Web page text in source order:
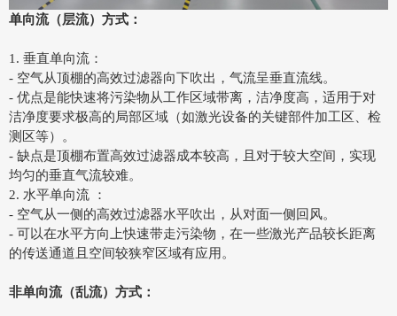
单向流（层流）方式：
1. 垂直单向流：
- 空气从顶棚的高效过滤器向下吹出，气流呈垂直流线。
- 优点是能快速将污染物从工作区域带离，洁净度高，适用于对
洁净度要求极高的局部区域（如激光设备的关键部件加工区、检
测区等）。
- 缺点是顶棚布置高效过滤器成本较高，且对于较大空间，实现
均匀的垂直气流较难。
2. 水平单向流 ：
- 空气从一侧的高效过滤器水平吹出，从对面一侧回风。
- 可以在水平方向上快速带走污染物，在一些激光产品较长距离
的传送通道且空间较狭窄区域有应用。
非单向流（乱流）方式：